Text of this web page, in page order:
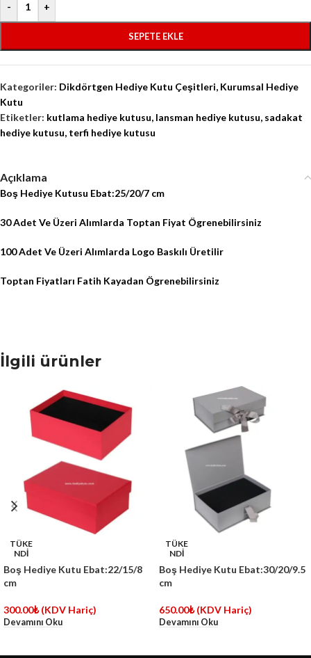
- +
SEPETE EKLE
Kategoriler: Dikdörtgen Hediye Kutu Çeşitleri, Kurumsal Hediye
Kutu
Etiketler: kutlama hediye kutusu, lansman hediye kutusu, sadakat
hediye kutusu, terfi hediye kutusu
Açıklama
Boş Hediye Kutusu Ebat:25/20/7 cm
30 Adet Ve Üzeri Alımlarda Toptan Fiyat Ögrenebilirsiniz
100 Adet Ve Üzeri Alımlarda Logo Baskılı Üretilir
Toptan Fiyatları Fatih Kayadan Ögrenebilirsiniz
İlgili ürünler
TÜKE
NDİ
Boş Hediye Kutu Ebat:22/15/8
cm
300.00₺ (KDV Hariç)
Devamını Oku
TÜKE
NDİ
Boş Hediye Kutu Ebat:30/20/9.5
cm
650.00₺ (KDV Hariç)
Devamını Oku